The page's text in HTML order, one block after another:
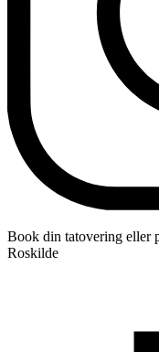
Book din tatovering eller
Roskilde